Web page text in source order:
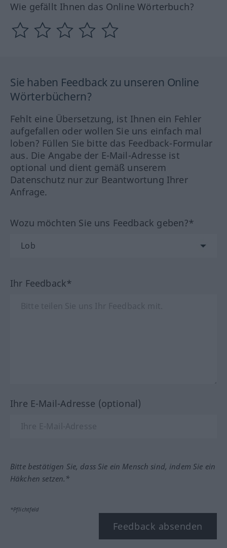
Wie gefällt Ihnen das Online Wörterbuch?
Sie haben Feedback zu unseren Online
Wörterbüchern?
Fehlt eine Übersetzung, ist Ihnen ein Fehler
aufgefallen oder wollen Sie uns einfach mal
loben? Füllen Sie bitte das Feedback-Formular
aus. Die Angabe der E-Mail-Adresse ist
optional und dient gemäß unserem
Datenschutz nur zur Beantwortung Ihrer
Anfrage.
Wozu möchten Sie uns Feedback geben?*
Ihr Feedback*
Ihre E-Mail-Adresse (optional)
Bitte bestätigen Sie, dass Sie ein Mensch sind, indem Sie ein
Häkchen setzen.*
*Pflichtfeld
Feedback absenden